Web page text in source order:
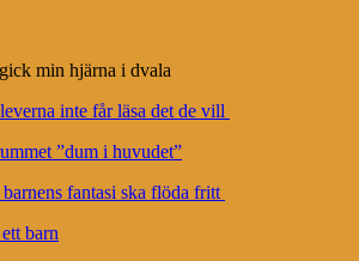
min hjärna i dvala
inte får läsa det de vill
”dum i huvudet”
fantasi ska flöda fritt
barn